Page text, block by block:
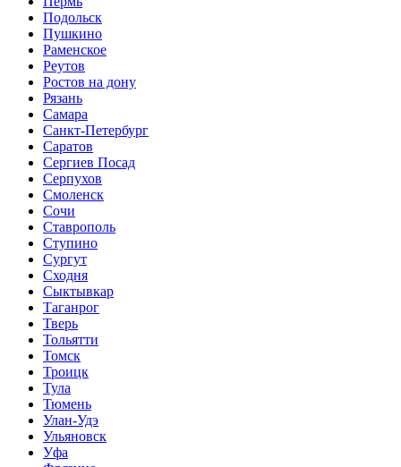
Подольск
Пушкино
Раменское
Реутов
Ростов на дону
Рязань
Самара
Санкт-Петербург
Саратов
Сергиев Посад
Серпухов
Смоленск
Сочи
Ставрополь
Ступино
Сургут
Сходня
Сыктывкар
Таганрог
Тверь
Тольятти
Томск
Троицк
Тула
Тюмень
Улан-Удэ
Ульяновск
Уфа